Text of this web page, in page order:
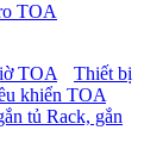
TOA
TOA
Thiết bị
khiển TOA
tủ Rack, gắn